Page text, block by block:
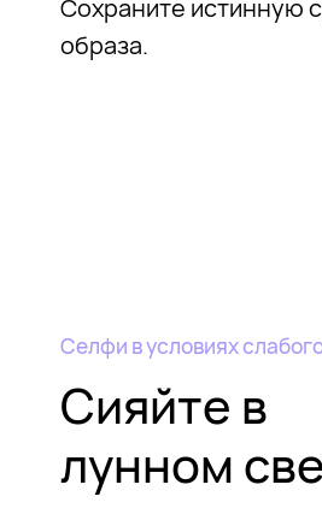
Сохраните истинную
образа.
Селфи в условиях
Сияйте в
лунном